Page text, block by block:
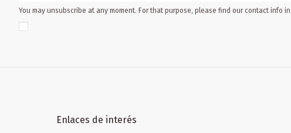
You may unsubscribe at any moment. For that purpose, please find our contact info
Enlaces de interés